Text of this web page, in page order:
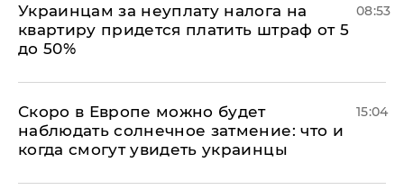
Украинцам за неуплату налога на
квартиру придется платить штраф от 5
до 50%
08:53
Скоро в Европе можно будет
наблюдать солнечное затмение: что и
когда смогут увидеть украинцы
15:04